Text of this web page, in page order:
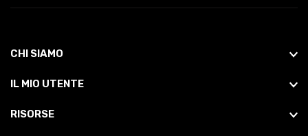
CHI SIAMO
IL MIO UTENTE
RISORSE